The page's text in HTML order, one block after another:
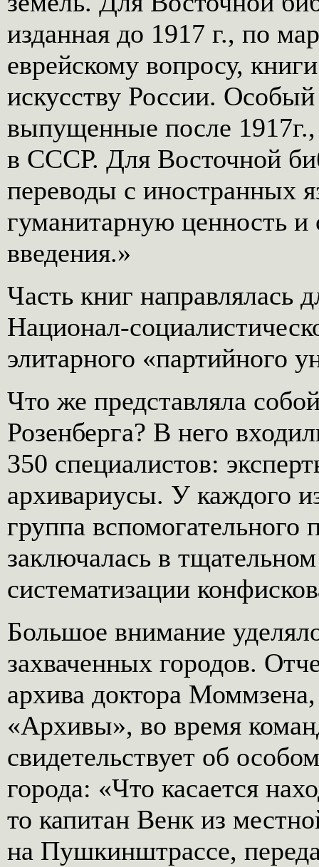
изданная до 1917 г., по
еврейскому вопросу,
искусству России.
выпущенные после
в СССР. Для Восточной
переводы с иностранных
гуманитарную ценность
введения.»
Часть книг
Национал-
элитарного «партийного
Что же представляла
Розенберга? В него
350 специалистов:
архивариусы. У каждого
группа вспомогательного
заключалась в
систематизации
Большое внимание
захваченных городов.
архива доктора
«Архивы», во время
свидетельствует об
города: «Что касается
то капитан Венк из
на Пушкинштрассе,